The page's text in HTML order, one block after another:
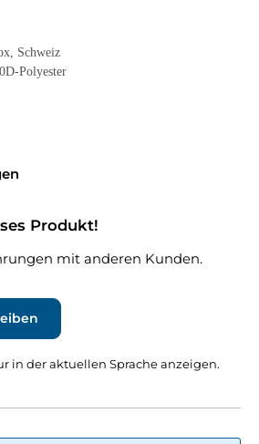
Schweiz
Polyester
von 0 von 5 Sternen
Produkt!
mit anderen Kunden.
in der aktuellen Sprache anzeigen.